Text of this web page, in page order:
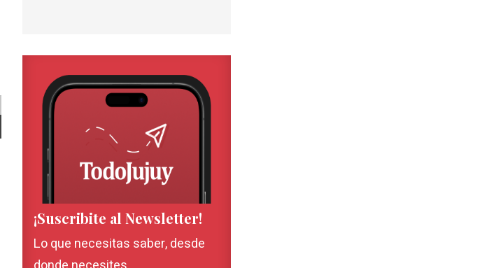
¡Suscribite al Newsletter!
Lo que necesitas saber, desde